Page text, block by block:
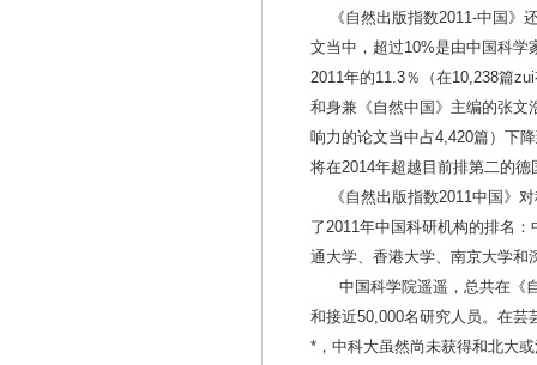
《自然出版指数2011-中国》
文当中，超过10%是由中国科学
2011年的11.3％（在10,238篇
和身兼《自然中国》主编的张文
响力的论文当中占4,420篇）下
将在2014年超越目前排第二的
《自然出版指数2011中国》对
了2011年中国科研机构的排名
通大学、香港大学、南京大学和
中国科学院遥遥，总共在《自
和接近50,000名研究人员。在
*，中科大虽然尚未获得和北大